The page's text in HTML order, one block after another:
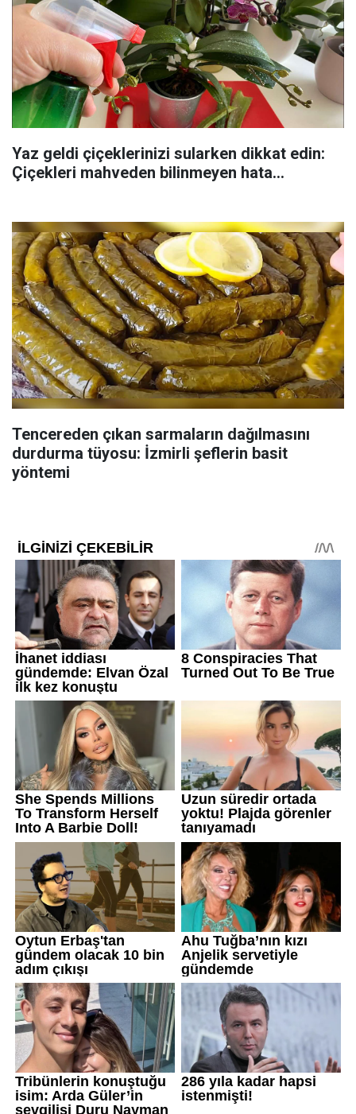
Yaz geldi çiçeklerinizi sularken dikkat edin:
Çiçekleri mahveden bilinmeyen hata...
Tencereden çıkan sarmaların dağılmasını
durdurma tüyosu: İzmirli şeflerin basit
yöntemi